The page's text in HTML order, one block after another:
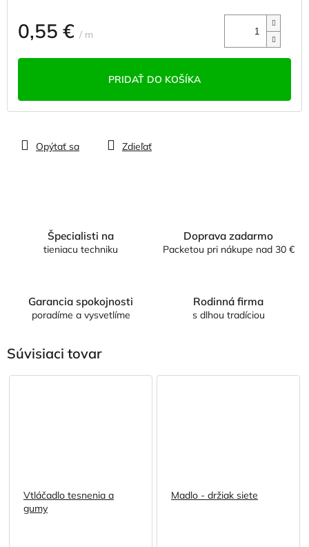
0,55 € / m
PRIDAŤ DO KOŠÍKA
Opýtať sa Zdieľať
Špecialisti na
tieniacu techniku
Doprava zadarmo
Packetou pri nákupe nad 30 €
Garancia spokojnosti
poradíme a vysvetlíme
Rodinná firma
s dlhou tradíciou
Súvisiaci tovar
Vtláčadlo tesnenia a
gumy
Madlo - držiak siete